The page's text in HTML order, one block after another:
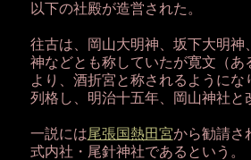
以下の社殿が造営された。
往古は、岡山大明神、坂下大明神
神などとも称していたが寛文（あ
より、酒折宮と称されるようにな
列格し、明治十五年、岡山神社と
一説には尾張国熱田宮から勧請さ
式内社・尾針神社であるという。